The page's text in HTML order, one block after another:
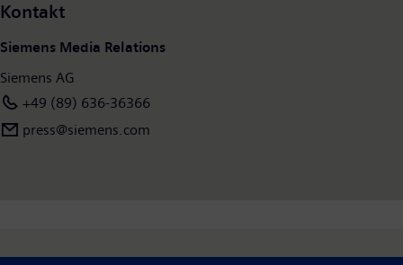
Kontakt
Siemens Media Relations
Siemens AG
+49 (89) 636-36366
press@siemens.com